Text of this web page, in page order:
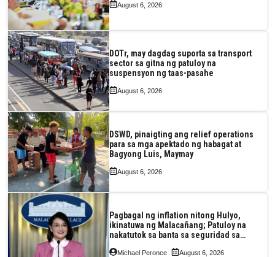
August 6, 2026
DOTr, may dagdag suporta sa transport
sector sa gitna ng patuloy na
suspensyon ng taas-pasahe
August 6, 2026
DSWD, pinaigting ang relief operations
para sa mga apektado ng habagat at
Bagyong Luis, Maymay
August 6, 2026
Pagbagal ng inflation nitong Hulyo,
ikinatuwa ng Malacañang; Patuloy na
nakatutok sa banta sa seguridad sa
pagkain, enerhiya
Michael Peronce August 6, 2026